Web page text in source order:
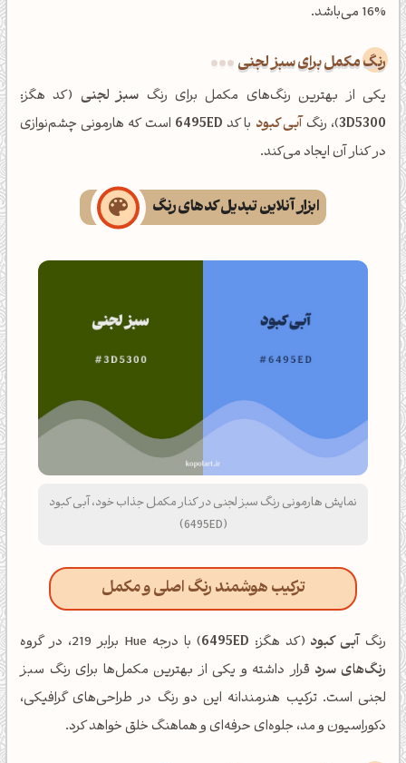
16% می‌باشد.
رنگ مکمل برای سبز لجنی
یکی از بهترین رنگ‌های مکمل برای رنگ سبز لجنی (کد هگز:
3D5300)، رنگ آبی کبود با کد 6495ED است که هارمونی چشم‌نوازی
در کنار آن ایجاد می‌کند.
ابزار آنلاین تبدیل کدهای رنگ
نمایش هارمونی رنگ سبز لجنی در کنار مکمل جذاب خود، آبی کبود
(6495ED)
ترکیب هوشمند رنگ اصلی و مکمل
رنگ آبی کبود (کد هگز: 6495ED) با درجه Hue برابر 219، در گروه
رنگ‌های سرد قرار داشته و یکی از بهترین مکمل‌ها برای رنگ سبز
لجنی است. ترکیب هنرمندانه این دو رنگ در طراحی‌های گرافیکی،
دکوراسیون و مد، جلوه‌ای حرفه‌ای و هماهنگ خلق خواهد کرد.